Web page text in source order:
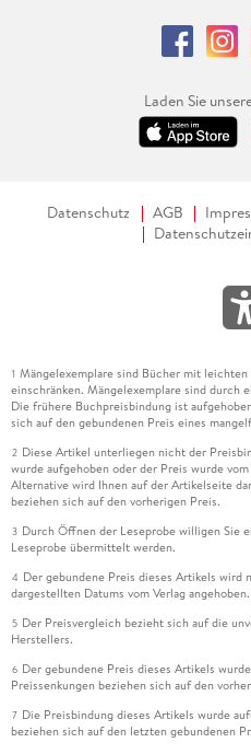
Laden Sie
Datenschutz AGB
1 Mängelexemplare sind Bücher mit
einschränken. Mängelexemplare sind durch
Die frühere Buchpreisbindung ist
sich auf den gebundenen Preis eines
2 Diese Artikel unterliegen nicht der
wurde aufgehoben oder der Preis wurde
Alternative wird Ihnen auf der Artikelseite
beziehen sich auf den vorherigen Preis.
3 Durch Öffnen der Leseprobe willigen Sie
Leseprobe übermittelt werden.
4 Der gebundene Preis dieses Artikels wird
dargestellten Datums vom Verlag angehoben.
5 Der Preisvergleich bezieht sich auf die
Herstellers.
6 Der gebundene Preis dieses Artikels
Preissenkungen beziehen sich auf den
7 Die Preisbindung dieses Artikels wurde
beziehen sich auf den letzten gebundenen